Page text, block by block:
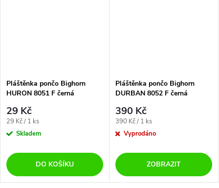
Pláštěnka pončo Bighorn
HURON 8051 F černá
29 Kč
Měrná
cena:
29 Kč / 1 ks
Skladem
DO KOŠÍKU
Pláštěnka pončo Bighorn
DURBAN 8052 F černá
390 Kč
Měrná
cena:
390 Kč / 1 ks
Vyprodáno
ZOBRAZIT